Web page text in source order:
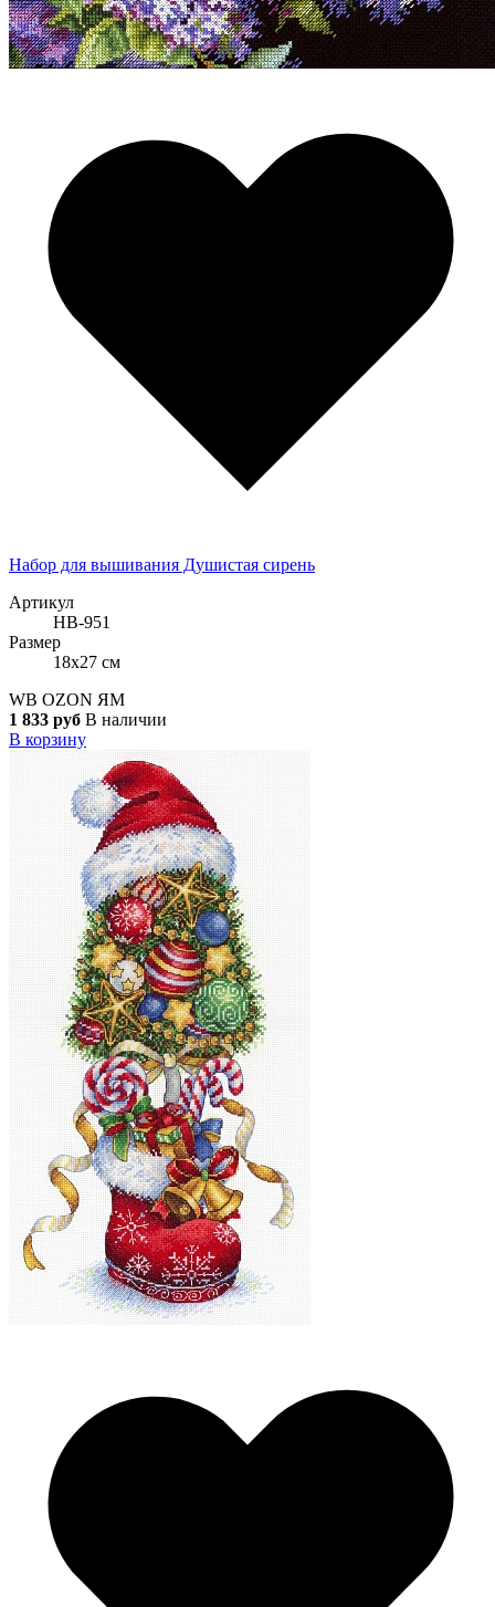
Набор для вышивания Душистая сирень
Артикул
НВ-951
Размер
18x27 см
WB OZON ЯМ
1 833 руб В наличии
В корзину